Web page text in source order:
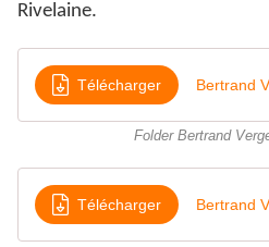
Rivelaine.
Télécharger Bertrand
Folder Bertrand
Télécharger Bertrand